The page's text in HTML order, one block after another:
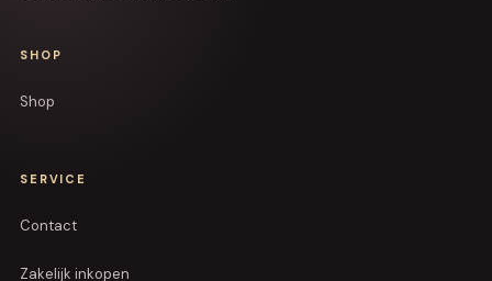
SHOP
Shop
SERVICE
Contact
Zakelijk inkopen